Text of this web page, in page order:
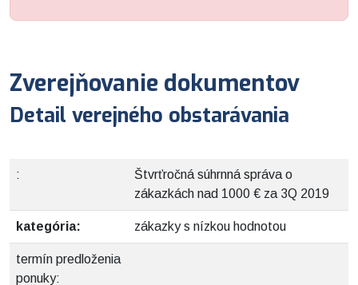
Zverejňovanie dokumentov
Detail verejného obstarávania
:
Štvrťročná súhrnná správa o
zákazkách nad 1000 € za 3Q 2019
kategória: zákazky s nízkou hodnotou
termín predloženia
ponuky: